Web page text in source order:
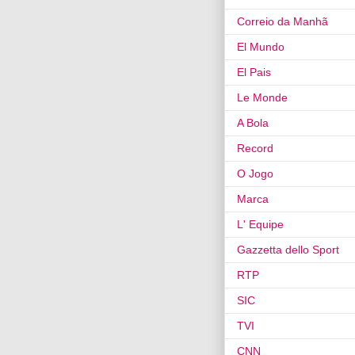
Correio da Manhã
El Mundo
El Pais
Le Monde
A Bola
Record
O Jogo
Marca
L' Equipe
Gazzetta dello Sport
RTP
SIC
TVI
CNN